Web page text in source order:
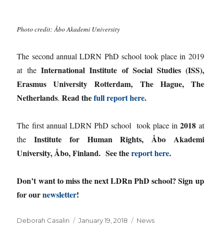
Photo credit: Åbo Akademi University
The second annual LDRN PhD school took place in 2019
at theInternational Institute of Social Studies (ISS),
Erasmus University Rotterdam, The Hague, The
Netherlands.Read thefull report here.
The first annual LDRN PhD school took place in2018 at
theInstitute for Human Rights, Åbo Akademi
University, Åbo, Finland.See thereport here.
Don’t want to miss the next LDRn PhD school? Sign up
for ournewsletter!
Author
Deborah Casalin
Posted
January 19, 2018 Categories
News